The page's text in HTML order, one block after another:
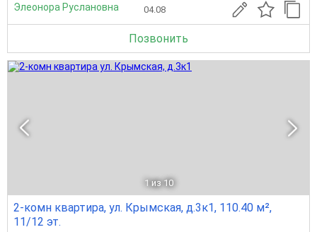
Элеонора Руслановна 04.08
Позвонить
1 из 10
2-комн квартира, ул. Крымская, д.3к1, 110.40 м²,
11/12 эт.